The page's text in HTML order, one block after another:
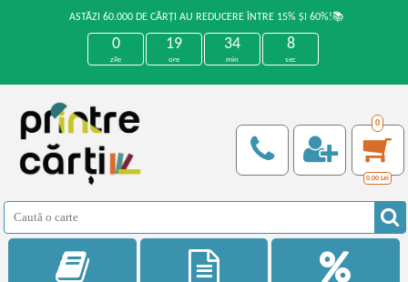
ASTĂZI 60.000 DE CĂRȚI AU REDUCERE ÎNTRE 15% ȘI 60%!📚
0
zile
19
ore
34
min
7
sec
0
0,00 Lei